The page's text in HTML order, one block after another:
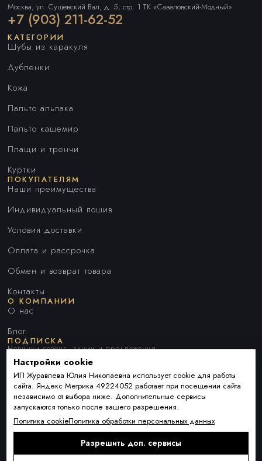
Москва, ул. Сущевский Вал, д. 5, стр. 1 ТК «Савеловский-Модный»
+7 (903) 211-62-52
КАТЕГОРИИ
Шубы из каракуля
Дубленки
Кожа
Пальто альпака
Пальто кашемир
Плащи и тренчи
Куртки
ПОКУПАТЕЛЯМ
Наши преимущества
Индивидуальный пошив
Условия доставки
Оплата и рассрочка
Обмен и возврат товара
Контакты
О КОМПАНИИ
О нас
Блог
ПОДПИСКА
Новинки сезона, акции и предложения
Я ДАЮ СОГЛАСИЕ НА ОБРАБОТКУ ПЕРСОНАЛЬНЫХ ДАННЫХ И
СОГЛАШАЮСЬ СПОЛИТИКОЙ ОБРАБОТКИ ПЕРСОНАЛЬНЫХ
ДАННЫХ
Подписаться
Настройки cookie
ИП Журавлева Юлия Николаевна использует cookie для работы
сайта. Яндекс Метрика 49224052 работает при посещении сайта
независимо от выбора ниже. Дополнительные сервисы
запускаются только после вашего разрешения.
Политика cookieПолитика обработки персональных данных
Разрешить доп. сервисы